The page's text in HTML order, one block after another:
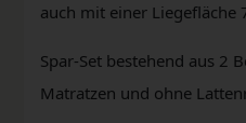
auch mit einer Liegefläche
Spar-Set bestehend aus 2
Matratzen und ohne